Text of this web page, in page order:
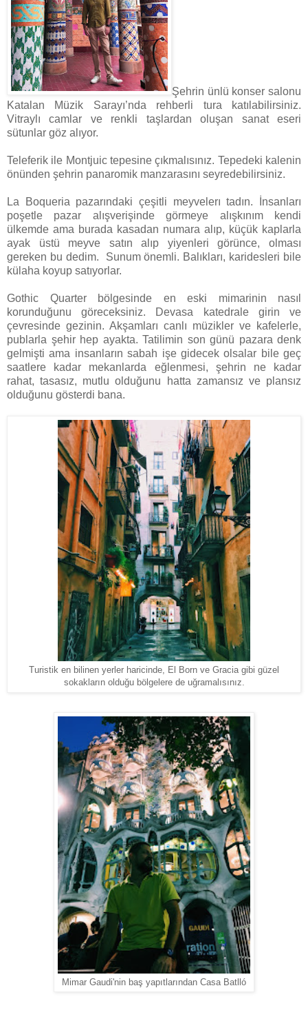
Şehrin ünlü konser salonu
Katalan Müzik Sarayı’nda rehberli tura katılabilirsiniz.
Vitraylı camlar ve renkli taşlardan oluşan sanat eseri
sütunlar göz alıyor.
Teleferik ile Montjuic tepesine çıkmalısınız. Tepedeki kalenin
önünden şehrin panaromik manzarasını seyredebilirsiniz.
La Boqueria pazarındaki çeşitli meyvelerı tadın. İnsanları
poşetle pazar alışverişinde görmeye alışkınım kendi
ülkemde ama burada kasadan numara alıp, küçük kaplarla
ayak üstü meyve satın alıp yiyenleri görünce, olması
gereken bu dedim.
Sunum önemli. Balıkları, karidesleri bile
külaha koyup satıyorlar.
Gothic Quarter bölgesinde en eski mimarinin nasıl
korunduğunu göreceksiniz. Devasa katedrale girin ve
çevresinde gezinin. Akşamları canlı müzikler ve kafelerle,
publarla şehir hep ayakta. Tatilimin son günü pazara denk
gelmişti ama insanların sabah işe gidecek olsalar bile geç
saatlere kadar mekanlarda eğlenmesi, şehrin ne kadar
rahat, tasasız, mutlu olduğunu hatta zamansız ve plansız
olduğunu gösterdi bana.
Turistik en bilinen yerler haricinde, El Born ve Gracia gibi güzel
sokakların olduğu bölgelere de uğramalısınız.
Mimar Gaudi'nin baş yapıtlarından Casa Batlló